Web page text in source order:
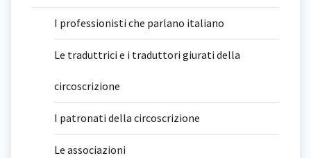
I professionisti che parlano italiano
Le traduttrici e i traduttori giurati della
circoscrizione
I patronati della circoscrizione
Le associazioni